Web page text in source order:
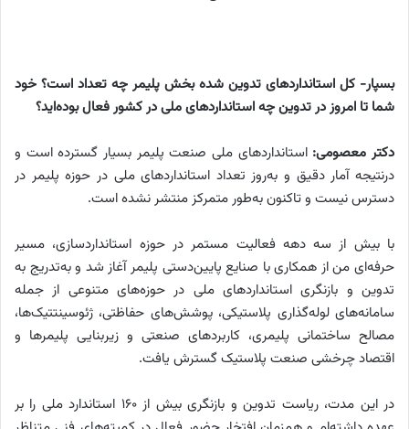
بسپار- کل استانداردهای تدوین شده بخش پلیمر چه تعداد است؟ خود
شما تا امروز در تدوین چه استانداردهای ملی در کشور فعال بوده‌اید؟
دکتر معصومی: استانداردهای ملی صنعت پلیمر بسیار گسترده است و
درنتیجه آمار دقیق و به‌روز تعداد استانداردهای ملی در حوزه پلیمر در
دسترس نیست و تاکنون به‌طور متمرکز منتشر نشده است.
با بیش از سه دهه فعالیت مستمر در حوزه استانداردسازی، مسیر
حرفه‌ای من از همکاری با صنایع پایین‌دستی پلیمر آغاز شد و به‌تدریج به
تدوین و بازنگری استانداردهای ملی در حوزه‌های متنوعی از جمله
سامانه‌های لوله‌گذاری پلاستیکی، پوشش‌های حفاظتی، ژئوسینتتیک‌ها،
مصالح ساختمانی پلیمری، کاربردهای صنعتی و زیربنایی پلیمرها و
اقتصاد چرخشی صنعت پلاستیک گسترش یافت.
در این مدت، ریاست تدوین و بازنگری بیش از ۱۶۰ استاندارد ملی را بر